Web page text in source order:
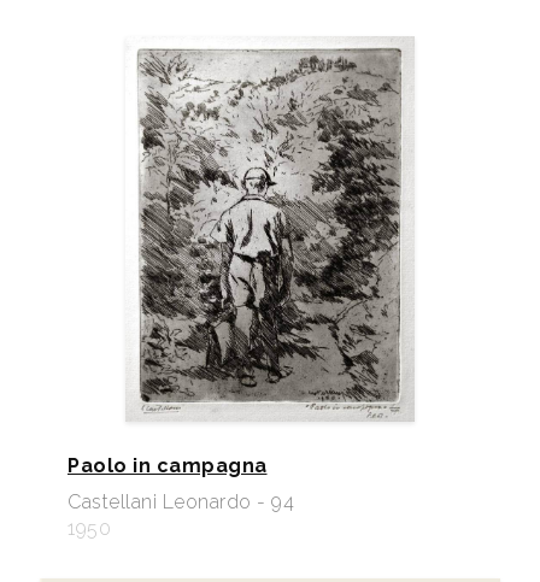
Paolo in campagna
Castellani Leonardo - 94
1950